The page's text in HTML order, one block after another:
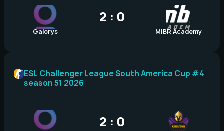
Galorys
2 : 0
MIBR Academy
2 : 0
ESL Challenger League South America Cup #4
season 51 2026